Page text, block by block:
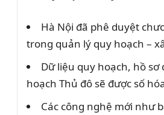
Hà Nội đã phê duyệt
trong quản lý quy hoạch –
Dữ liệu quy hoạch, hồ
hoạch Thủ đô sẽ được số
Các công nghệ mới như